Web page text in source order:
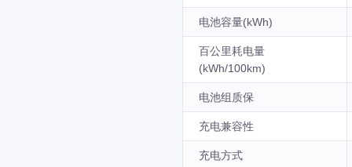
电池容量(kWh)
百公里耗电量
(kWh/100km)
电池组质保
充电兼容性
充电方式